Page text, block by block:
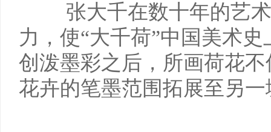
张大千在数十年的艺
力，使“大千荷”中国美术
创泼墨彩之后，所画荷花
花卉的笔墨范围拓展至另